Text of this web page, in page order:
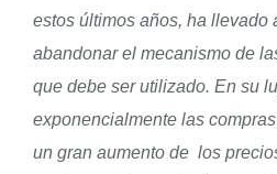
estos últimos años, ha llevado
abandonar el mecanismo de
que debe ser utilizado. En su
exponencialmente las
un gran aumento de los